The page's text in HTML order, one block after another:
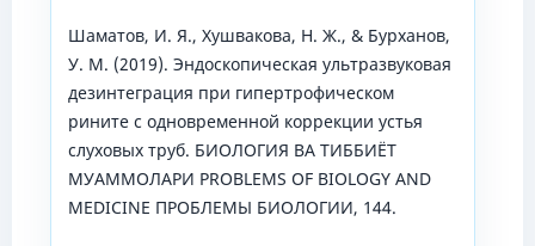
Шаматов, И. Я., Хушвакова, Н. Ж., & Бурханов,
У. М. (2019). Эндоскопическая ультразвуковая
дезинтеграция при гипертрофическом
рините с одновременной коррекции устья
слуховых труб. БИОЛОГИЯ ВА ТИББИЁТ
МУАММОЛАРИ PROBLEMS OF BIOLOGY AND
MEDICINE ПРОБЛЕМЫ БИОЛОГИИ, 144.